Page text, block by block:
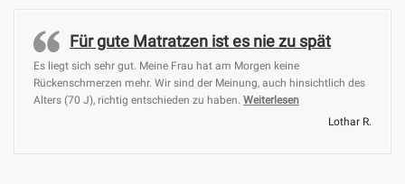
Für gute Matratzen ist es nie zu spät
Es liegt sich sehr gut. Meine Frau hat am Morgen keine
Rückenschmerzen mehr. Wir sind der Meinung, auch hinsichtlich des
Alters (70 J), richtig entschieden zu haben. Weiterlesen„Für gute Matratzen
Lothar R.